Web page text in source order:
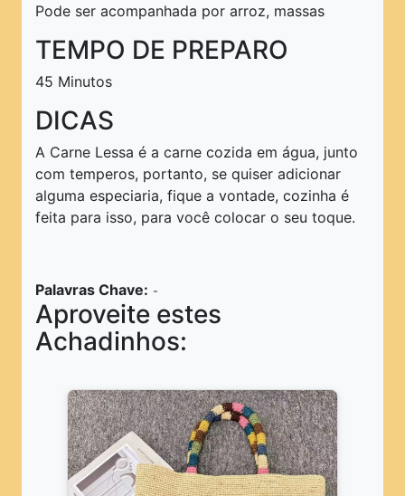
Pode ser acompanhada por arroz, massas
TEMPO DE PREPARO
45 Minutos
DICAS
A Carne Lessa é a carne cozida em água, junto
com temperos, portanto, se quiser adicionar
alguma especiaria, fique a vontade, cozinha é
feita para isso, para você colocar o seu toque.
Palavras Chave: -
Aproveite estes
Achadinhos: